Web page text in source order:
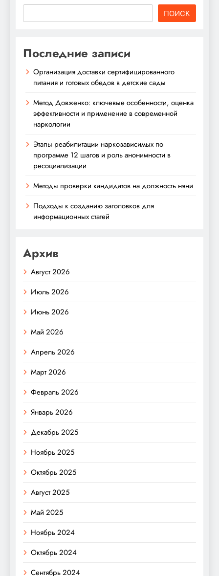
ПОИСК
Последние записи
Организация доставки сертифицированного
питания и готовых обедов в детские сады
Метод Довженко: ключевые особенности, оценка
эффективности и применение в современной
наркологии
Этапы реабилитации наркозависимых по
программе 12 шагов и роль анонимности в
ресоциализации
Методы проверки кандидатов на должность няни
Подходы к созданию заголовков для
информационных статей
Архив
Август 2026
Июль 2026
Июнь 2026
Май 2026
Апрель 2026
Март 2026
Февраль 2026
Январь 2026
Декабрь 2025
Ноябрь 2025
Октябрь 2025
Август 2025
Май 2025
Ноябрь 2024
Октябрь 2024
Сентябрь 2024